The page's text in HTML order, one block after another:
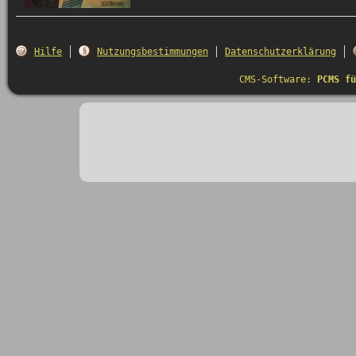
Hilfe Nutzungsbestimmungen Datenschutzerklärung
CMS-Software: PCMS